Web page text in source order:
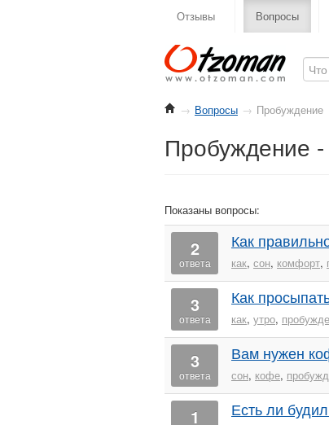
Отзывы Вопросы
→ Вопросы → Пробуждение
Пробуждение
Показаны вопросы:
2
ответа
Как
как, сон, комфорт,
3
ответа
Как
как, утро,
3
ответа
Вам нужен
сон, кофе,
1 Есть ли